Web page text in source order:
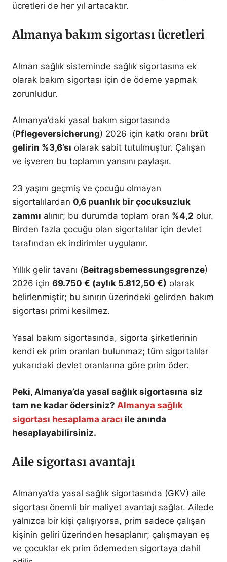
ücretleri de her yıl artacaktır.
Almanya bakım sigortası ücretleri
Alman sağlık sisteminde sağlık sigortasına ek
olarak bakım sigortası için de ödeme yapmak
zorunludur.
Almanya’daki yasal bakım sigortasında
(Pflegeversicherung) 2026 için katkı oranı brüt
gelirin %3,6’sı olarak sabit tutulmuştur. Çalışan
ve işveren bu toplamın yarısını paylaşır.
23 yaşını geçmiş ve çocuğu olmayan
sigortalılardan 0,6 puanlık bir çocuksuzluk
zammı alınır; bu durumda toplam oran %4,2 olur.
Birden fazla çocuğu olan sigortalılar için devlet
tarafından ek indirimler uygulanır.
Yıllık gelir tavanı (Beitragsbemessungsgrenze)
2026 için 69.750 € (aylık 5.812,50 €) olarak
belirlenmiştir; bu sınırın üzerindeki gelirden bakım
sigortası primi kesilmez.
Yasal bakım sigortasında, sigorta şirketlerinin
kendi ek prim oranları bulunmaz; tüm sigortalılar
yukarıdaki devlet oranlarına göre prim öder.
Peki, Almanya’da yasal sağlık sigortasına siz
tam ne kadar ödersiniz? Almanya sağlık
sigortası hesaplama aracı ile anında
hesaplayabilirsiniz.
Aile sigortası avantajı
Almanya’da yasal sağlık sigortasında (GKV) aile
sigortası önemli bir maliyet avantajı sağlar. Ailede
yalnızca bir kişi çalışıyorsa, prim sadece çalışan
kişinin geliri üzerinden hesaplanır; çalışmayan eş
ve çocuklar ek prim ödemeden sigortaya dahil